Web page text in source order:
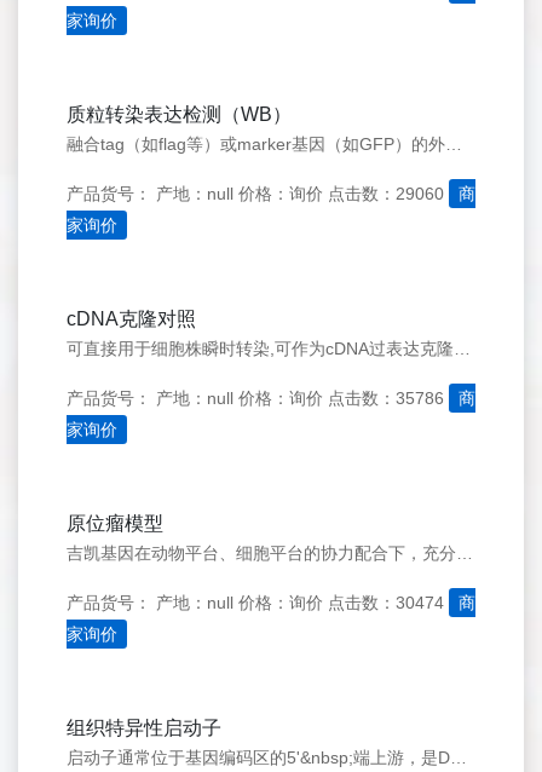
家询价
质粒转染表达检测（WB）
产品货号： 产地：null 价格：询价 点击数：29060
商
家询价
cDNA克隆对照
产品货号： 产地：null 价格：询价 点击数：35786
商
家询价
原位瘤模型
产品货号： 产地：null 价格：询价 点击数：30474
商
家询价
组织特异性启动子